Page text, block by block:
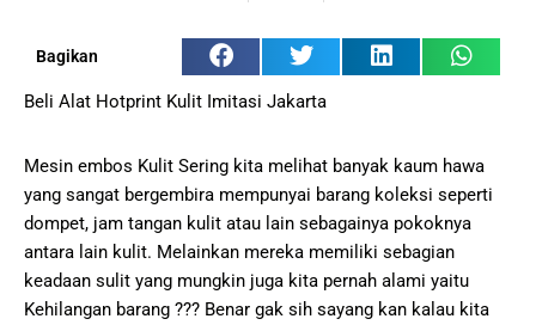
Bagikan
Beli Alat Hotprint Kulit Imitasi Jakarta
Mesin embos Kulit Sering kita melihat banyak kaum hawa
yang sangat bergembira mempunyai barang koleksi seperti
dompet, jam tangan kulit atau lain sebagainya pokoknya
antara lain kulit. Melainkan mereka memiliki sebagian
keadaan sulit yang mungkin juga kita pernah alami yaitu
Kehilangan barang ??? Benar gak sih sayang kan kalau kita